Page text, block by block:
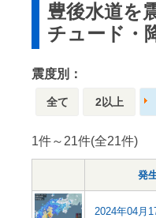
豊後水道を
チュード・
震度別：
全て 2以上
1件～21件(全21件)
発
2024年04月